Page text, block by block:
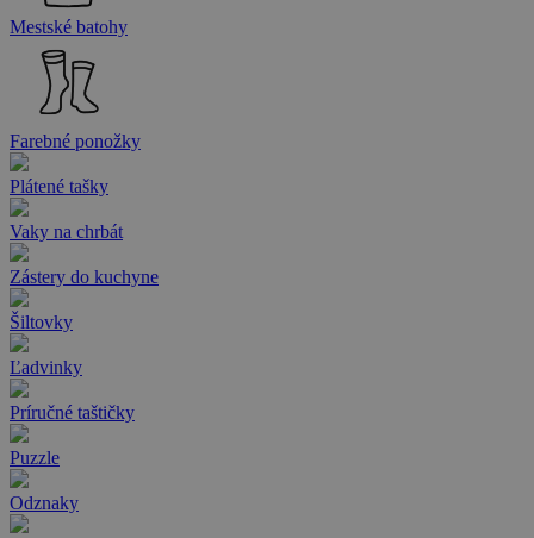
Mestské batohy
Farebné ponožky
Plátené tašky
Vaky na chrbát
Zástery do kuchyne
Šiltovky
Ľadvinky
Príručné taštičky
Puzzle
Odznaky